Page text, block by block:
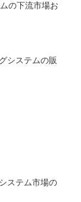
の下流市場お
システムの販
ステム市場の